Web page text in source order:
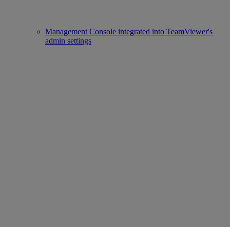
Management Console integrated into TeamViewer's
admin settings